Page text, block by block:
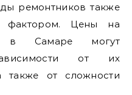
ремонтников также
фактором. Цены на
в Самаре могут
от их
также от сложности